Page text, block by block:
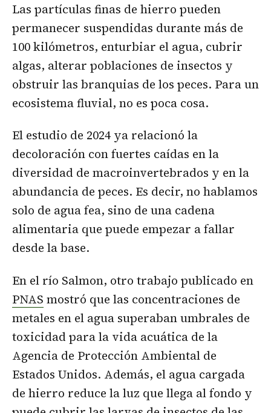
Las partículas finas de hierro pueden
permanecer suspendidas durante más de
100 kilómetros, enturbiar el agua, cubrir
algas, alterar poblaciones de insectos y
obstruir las branquias de los peces. Para un
ecosistema fluvial, no es poca cosa.
El estudio de 2024 ya relacionó la
decoloración con fuertes caídas en la
diversidad de macroinvertebrados y en la
abundancia de peces. Es decir, no hablamos
solo de agua fea, sino de una cadena
alimentaria que puede empezar a fallar
desde la base.
En el río Salmon, otro trabajo publicado en
PNAS mostró que las concentraciones de
metales en el agua superaban umbrales de
toxicidad para la vida acuática de la
Agencia de Protección Ambiental de
Estados Unidos. Además, el agua cargada
de hierro reduce la luz que llega al fondo y